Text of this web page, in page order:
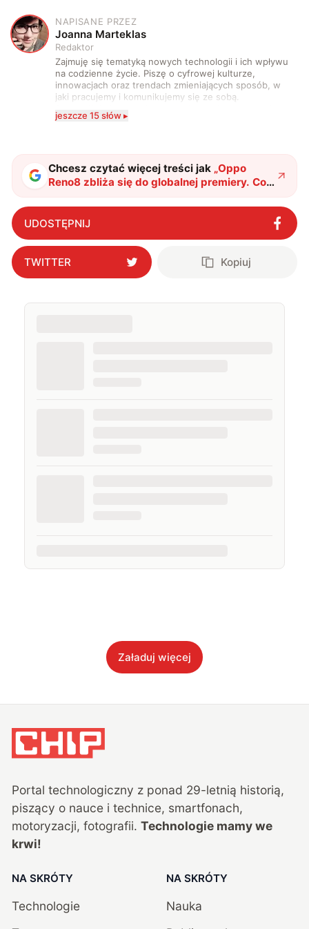
J
NAPISANE PRZEZ
Joanna Marteklas
Redaktor
Zajmuję się tematyką nowych technologii i ich wpływu
na codzienne życie. Piszę o cyfrowej kulturze,
innowacjach oraz trendach zmieniających sposób, w
jaki pracujemy i komunikujemy się ze sobą.
Szczególnie interesuje mnie relacja między rozwojem
technologii a współczesną popkulturą. W wolnych
jeszcze 15 słów ▸
Chcesz czytać więcej treści jak „Oppo
Reno8 zbliża się do globalnej premiery. Co
już wiemy o tych smartfonach?"?
UDOSTĘPNIJ
TWITTER Kopiuj
Załaduj więcej
Portal technologiczny z ponad 29-letnią historią,
piszący o nauce i technice, smartfonach,
motoryzacji, fotografii. Technologie mamy we
krwi!
NA SKRÓTY
Technologie
NA SKRÓTY
Nauka